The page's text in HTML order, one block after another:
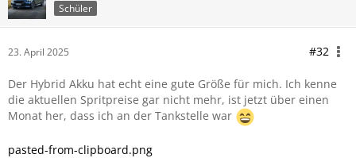
Schüler
23. April 2025 #32
Der Hybrid Akku hat echt eine gute Größe für mich. Ich kenne
die aktuellen Spritpreise gar nicht mehr, ist jetzt über einen
Monat her, dass ich an der Tankstelle war
pasted-from-clipboard.png